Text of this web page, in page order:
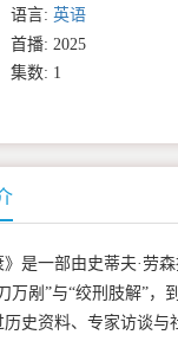
语言: 英语
首播: 2025
集数: 1
》是一部由史蒂夫·劳
万剐”与“绞刑肢解”
史资料、专家访谈